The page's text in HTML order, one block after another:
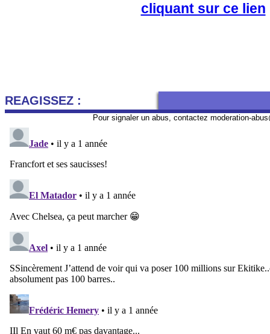
cliquant sur ce lien
REAGISSEZ :
Pour signaler un abus, contactez moderation-